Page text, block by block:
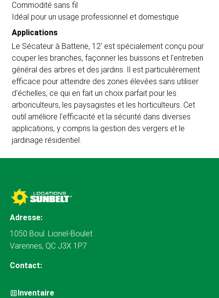
Commodité sans fil
Idéal pour un usage professionnel et domestique
Applications
Le Sécateur à Batterie, 12' est spécialement conçu pour
couper les branches, façonner les buissons et l'entretien
général des arbres et des jardins. Il est particulièrement
efficace pour atteindre des zones élevées sans utiliser
d'échelles, ce qui en fait un choix parfait pour les
arboriculteurs, les paysagistes et les horticulteurs. Cet
outil améliore l'efficacité et la sécurité dans diverses
applications, y compris la gestion des vergers et le
jardinage résidentiel.
Adresse:
1050 Boul. Lionel-Boulet
Varennes, QC J3X 1P7
Contact:
Inventaire